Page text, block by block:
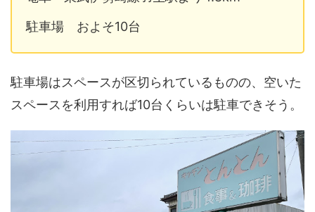
駐車場 およそ10台
駐車場はスペースが区切られているものの、空いた
スペースを利用すれば10台くらいは駐車できそう。